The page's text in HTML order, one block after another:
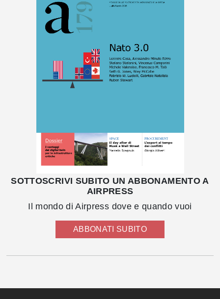
SOTTOSCRIVI SUBITO UN ABBONAMENTO A
AIRPRESS
Il mondo di Airpress dove e quando vuoi
ABBONATI SUBITO